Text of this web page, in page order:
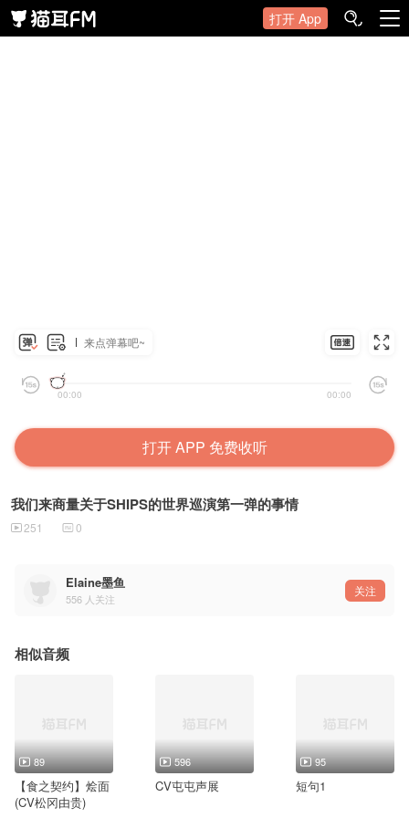
打开 App
来点弹幕吧~
00:00 00:00
打开 APP 免费收听
我们来商量关于SHIPS的世界巡演第一弹的事情
251 0
Elaine墨鱼
556 人关注
关注
相似音频
89
【食之契约】烩面
(CV松冈由贵)
596
CV屯屯声展
95
短句1